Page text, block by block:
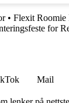
• Flexit
for
Mail